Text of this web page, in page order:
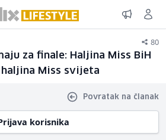
80
za finale: Haljina Miss BiH
haljina Miss svijeta
Povratak na članak
korisnika